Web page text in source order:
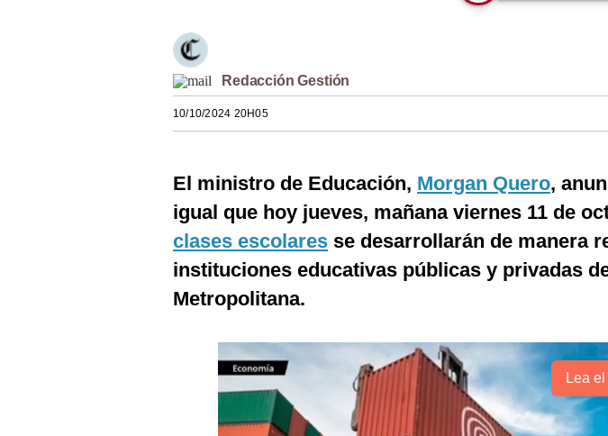
Redacción Gestión
10/10/2024 20H05
El ministro de Educación, Morgan Quero,
igual que hoy jueves, mañana viernes 11 de
clases escolares se desarrollarán de manera
instituciones educativas públicas y privadas
Metropolitana.
Lea